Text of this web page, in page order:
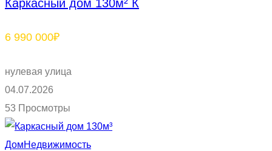
Каркасный дом 130м² К
6 990 000₽
нулевая улица
04.07.2026
53 Просмотры
ДомНедвижимость